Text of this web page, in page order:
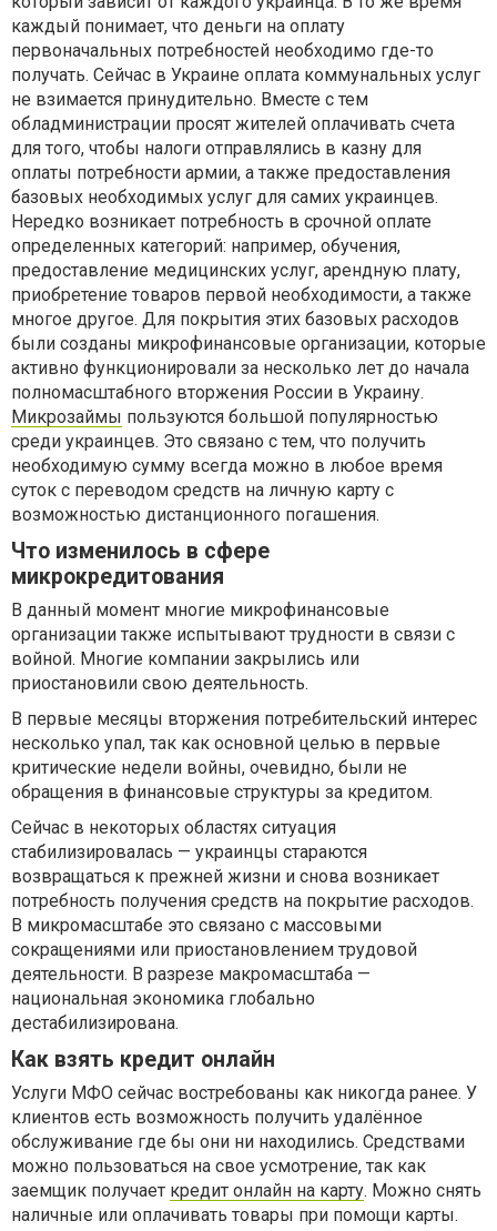
каждый понимает, что деньги на оплату
первоначальных потребностей необходимо где-то
получать. Сейчас в Украине оплата коммунальных услуг
не взимается принудительно. Вместе с тем
обладминистрации просят жителей оплачивать счета
для того, чтобы налоги отправлялись в казну для
оплаты потребности армии, а также предоставления
базовых необходимых услуг для самих украинцев.
Нередко возникает потребность в срочной оплате
определенных категорий: например, обучения,
предоставление медицинских услуг, арендную плату,
приобретение товаров первой необходимости, а также
многое другое. Для покрытия этих базовых расходов
были созданы микрофинансовые организации, которые
активно функционировали за несколько лет до начала
полномасштабного вторжения России в Украину.
Микрозаймы пользуются большой популярностью
среди украинцев. Это связано с тем, что получить
необходимую сумму всегда можно в любое время
суток с переводом средств на личную карту с
возможностью дистанционного погашения.
Что изменилось в сфере
микрокредитования
В данный момент многие микрофинансовые
организации также испытывают трудности в связи с
войной. Многие компании закрылись или
приостановили свою деятельность.
В первые месяцы вторжения потребительский интерес
несколько упал, так как основной целью в первые
критические недели войны, очевидно, были не
обращения в финансовые структуры за кредитом.
Сейчас в некоторых областях ситуация
стабилизировалась — украинцы стараются
возвращаться к прежней жизни и снова возникает
потребность получения средств на покрытие расходов.
В микромасштабе это связано с массовыми
сокращениями или приостановлением трудовой
деятельности. В разрезе макромасштаба —
национальная экономика глобально
дестабилизирована.
Как взять кредит онлайн
Услуги МФО сейчас востребованы как никогда ранее. У
клиентов есть возможность получить удалённое
обслуживание где бы они ни находились. Средствами
можно пользоваться на свое усмотрение, так как
заемщик получает кредит онлайн на карту. Можно снять
наличные или оплачивать товары при помощи карты.